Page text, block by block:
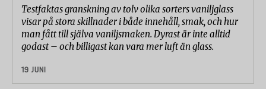
Testfaktas granskning av tolv olika sorters vaniljglass
visar på stora skillnader i både innehåll, smak, och hur
man fått till själva vaniljsmaken. Dyrast är inte alltid
godast – och billigast kan vara mer luft än glass.
19 JUNI